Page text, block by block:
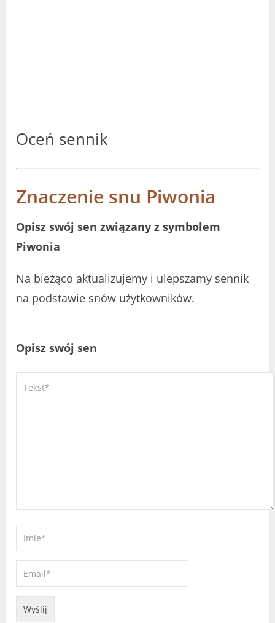
Oceń sennik
Znaczenie snu Piwonia
Opisz swój sen związany z symbolem
Piwonia
Na bieżąco aktualizujemy i ulepszamy sennik
na podstawie snów użytkowników.
Opisz swój sen